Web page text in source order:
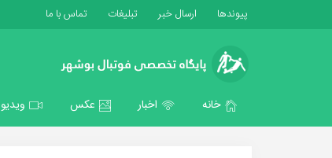
پیوندها ارسال خبر تبلیغات تماس با ما
خانه اخبار عکس ویدیو